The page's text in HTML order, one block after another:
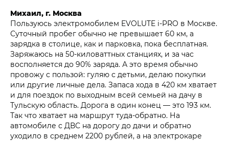
Михаил, г. Москва
Пользуюсь электромобилем EVOLUTE i‑PRO в Москве.
Суточный пробег обычно не превышает 60 км, а
зарядка в столице, как и парковка, пока бесплатная.
Заряжаюсь на 50-киловаттных станциях, и за час
восполняется до 90% заряда. А это время обычно
провожу с пользой: гуляю с детьми, делаю покупки
или другие личные дела. Запаса хода в 420 км хватает
и для поездок по выходным всей семьей на дачу в
Тульскую область. Дорога в один конец — это 193 км.
Так что хватает на маршрут туда-обратно. На
автомобиле с ДВС на дорогу до дачи и обратно
уходило в среднем 2200 рублей, а на электрокаре